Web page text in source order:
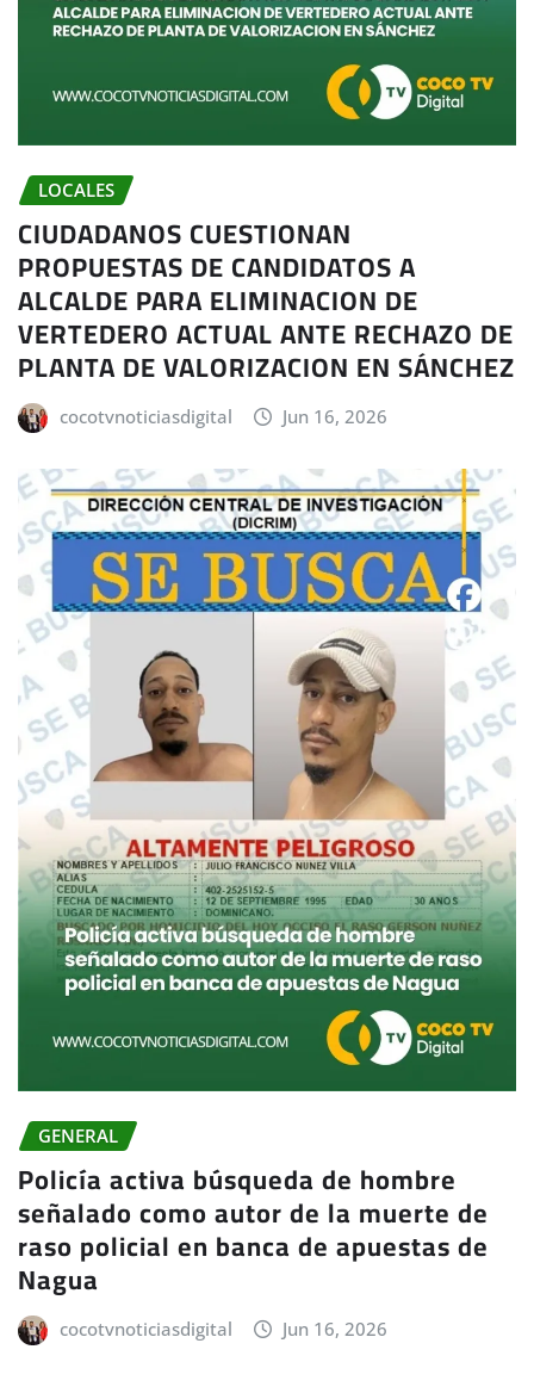
LOCALES
CIUDADANOS CUESTIONAN
PROPUESTAS DE CANDIDATOS A
ALCALDE PARA ELIMINACION DE
VERTEDERO ACTUAL ANTE RECHAZO DE
PLANTA DE VALORIZACION EN SÁNCHEZ
cocotvnoticiasdigital Jun 16, 2026
GENERAL
Policía activa búsqueda de hombre
señalado como autor de la muerte de
raso policial en banca de apuestas de
Nagua
cocotvnoticiasdigital Jun 16, 2026